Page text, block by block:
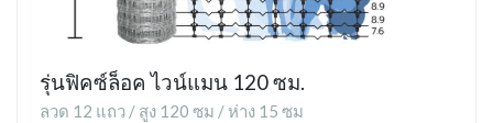
รุ่นฟิคซ์ล็อค ไวน์แมน 120 ซม.
ลวด 12 แถว / สูง 120 ซม / ห่าง 15 ซม